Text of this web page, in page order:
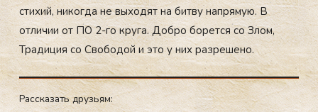
стихий, никогда не выходят на битву напрямую. В
отличии от ПО 2-го круга. Добро борется со Злом,
Традиция со Свободой и это у них разрешено.
Рассказать друзьям: